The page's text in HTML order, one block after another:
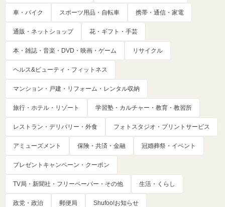
車・バイク スポーツ用品・自転車 携帯・通信・家電
通販・ネットショップ 花・ギフト・手芸
本・雑誌・音楽・DVD・映画・ゲーム リサイクル
ヘルス&ビューティ・フィットネス
マンション・戸建・リフォーム・レンタル収納
旅行・ホテル・リゾート 学習塾・カルチャー・教育・教習所
レストラン・デリバリー・外食 フォトスタジオ・プリントサービス
アミューズメント 保険・共済・金融 冠婚葬祭・イベント
プレゼントキャンペーン・クーポン
TV局・新聞社・フリーペーパー・その他 生活・くらし
政党・政治 郵便局 Shufoo!お知らせ